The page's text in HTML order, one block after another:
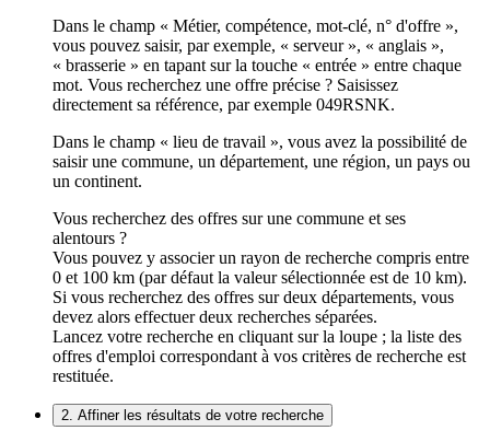
Dans le champ « Métier, compétence, mot-clé, n° d'offre »,
vous pouvez saisir, par exemple, « serveur », « anglais »,
« brasserie » en tapant sur la touche « entrée » entre chaque
mot. Vous recherchez une offre précise ? Saisissez
directement sa référence, par exemple 049RSNK.
Dans le champ « lieu de travail », vous avez la possibilité de
saisir une commune, un département, une région, un pays ou
un continent.
Vous recherchez des offres sur une commune et ses
alentours ?
Vous pouvez y associer un rayon de recherche compris entre
0 et 100 km (par défaut la valeur sélectionnée est de 10 km).
Si vous recherchez des offres sur deux départements, vous
devez alors effectuer deux recherches séparées.
Lancez votre recherche en cliquant sur la loupe ; la liste des
offres d'emploi correspondant à vos critères de recherche est
restituée.
2. Affiner les résultats de votre recherche